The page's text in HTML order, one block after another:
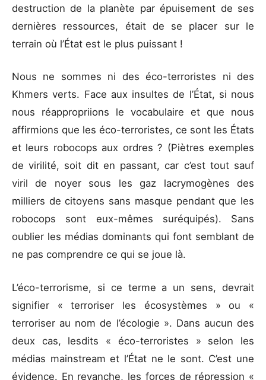
destruction de la planète par épuisement de ses
dernières ressources, était de se placer sur le
terrain où l’État est le plus puissant !
Nous ne sommes ni des éco-terroristes ni des
Khmers verts. Face aux insultes de l’État, si nous
nous réappropriions le vocabulaire et que nous
affirmions que les éco-terroristes, ce sont les États
et leurs robocops aux ordres ? (Piètres exemples
de virilité, soit dit en passant, car c’est tout sauf
viril de noyer sous les gaz lacrymogènes des
milliers de citoyens sans masque pendant que les
robocops sont eux-mêmes suréquipés). Sans
oublier les médias dominants qui font semblant de
ne pas comprendre ce qui se joue là.
L’éco-terrorisme, si ce terme a un sens, devrait
signifier « terroriser les écosystèmes » ou «
terroriser au nom de l’écologie ». Dans aucun des
deux cas, lesdits « éco-terroristes » selon les
médias mainstream et l’État ne le sont. C’est une
évidence. En revanche, les forces de répression «